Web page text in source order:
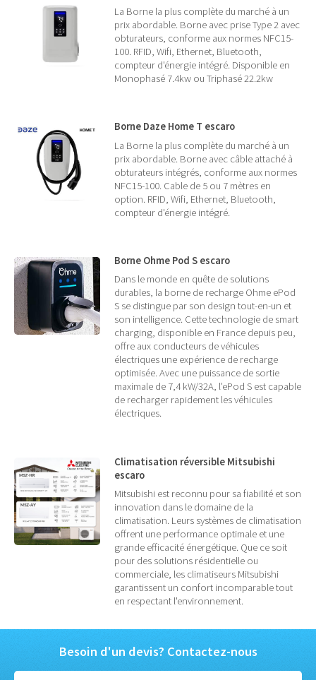
La Borne la plus complète du marché à un
prix abordable. Borne avec prise Type 2 avec
obturateurs, conforme aux normes NFC15-
100. RFID, Wifi, Ethernet, Bluetooth,
compteur d'énergie intégré. Disponible en
Monophasé 7.4kw ou Triphasé 22.2kw
Borne Daze Home T escaro
La Borne la plus complète du marché à un
prix abordable. Borne avec câble attaché à
obturateurs intégrés, conforme aux normes
NFC15-100. Cable de 5 ou 7 mètres en
option. RFID, Wifi, Ethernet, Bluetooth,
compteur d'énergie intégré.
Borne Ohme Pod S escaro
Dans le monde en quête de solutions
durables, la borne de recharge Ohme ePod
S se distingue par son design tout-en-un et
son intelligence. Cette technologie de smart
charging, disponible en France depuis peu,
offre aux conducteurs de véhicules
électriques une expérience de recharge
optimisée. Avec une puissance de sortie
maximale de 7,4 kW/32A, l’ePod S est capable
de recharger rapidement les véhicules
électriques.
Climatisation réversible Mitsubishi
escaro
Mitsubishi est reconnu pour sa fiabilité et son
innovation dans le domaine de la
climatisation. Leurs systèmes de climatisation
offrent une performance optimale et une
grande efficacité énergétique. Que ce soit
pour des solutions résidentielle ou
commerciale, les climatiseurs Mitsubishi
garantissent un confort incomparable tout
en respectant l'environnement.
Besoin d'un devis? Contactez-nous